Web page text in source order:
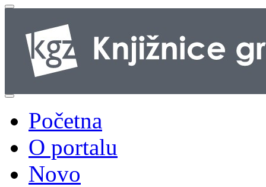
Početna
O portalu
Novo